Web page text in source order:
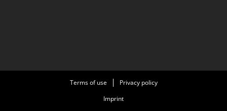
Terms of use
Privacy policy
Imprint